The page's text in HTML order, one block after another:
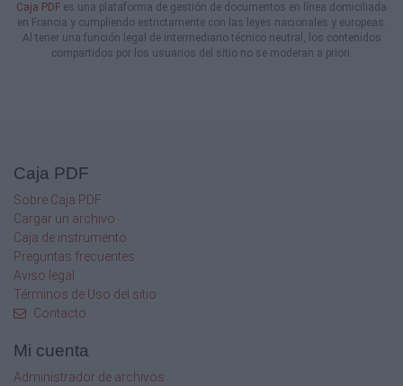
Caja PDF es una plataforma de gestión de documentos en línea domiciliada
en Francia y cumpliendo estrictamente con las leyes nacionales y europeas.
Al tener una función legal de intermediario técnico neutral, los contenidos
compartidos por los usuarios del sitio no se moderan a priori.
Caja PDF
Sobre Caja PDF
Cargar un archivo
Caja de instrumento
Preguntas frecuentes
Aviso legal
Términos de Uso del sitio
Contacto
Mi cuenta
Administrador de archivos